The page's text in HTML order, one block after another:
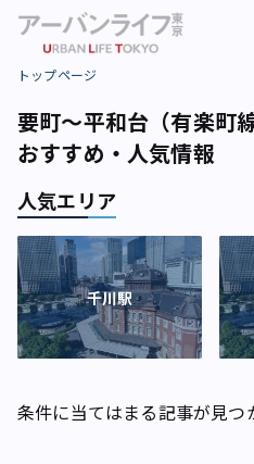
トップページ
要町～平和台（有楽町
おすすめ・人気情報
人気エリア
千川駅
条件に当てはまる記事が見つ